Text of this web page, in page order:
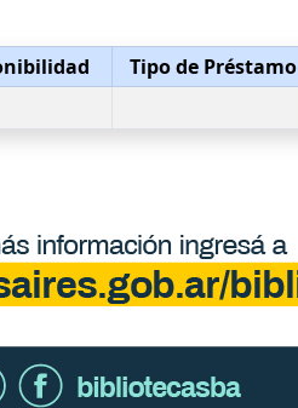
Tipo de Préstamo